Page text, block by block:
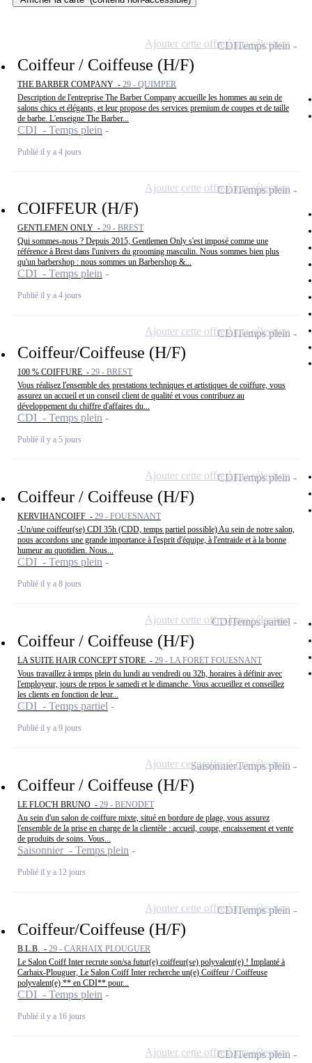
Coiffeur / Coiffeuse (H/F)
THE BARBER COMPANY - 29 - QUIMPER
Description de l'entreprise The Barber Company accueille les hommes au sein de
salons chics et élégants, et leur propose des services premium de coupes et de taille
de barbe. L'enseigne The Barber...
CDI - Temps plein
Publié il y a 4 jours
CDITemps plein
Ajouter cette offre à ma sélection
COIFFEUR (H/F)
GENTLEMEN ONLY - 29 - BREST
Qui sommes-nous ? Depuis 2015, Gentlemen Only s'est imposé comme une
référence à Brest dans l'univers du grooming masculin. Nous sommes bien plus
qu'un barbershop : nous sommes un Barbershop &...
CDI - Temps plein
Publié il y a 4 jours
CDITemps plein
Ajouter cette offre à ma sélection
Coiffeur/Coiffeuse (H/F)
100 % COIFFURE - 29 - BREST
Vous réalisez l'ensemble des prestations techniques et artistiques de coiffure, vous
assurez un accueil et un conseil client de qualité et vous contribuez au
développement du chiffre d'affaires du...
CDI - Temps plein
Publié il y a 5 jours
CDITemps plein
Ajouter cette offre à ma sélection
Coiffeur / Coiffeuse (H/F)
KERVIHANCOIFF - 29 - FOUESNANT
-Un/une coiffeur(se) CDI 35h (CDD, temps partiel possible) Au sein de notre salon,
nous accordons une grande importance à l'esprit d'équipe, à l'entraide et à la bonne
humeur au quotidien. Nous...
CDI - Temps plein
Publié il y a 8 jours
CDITemps plein
Ajouter cette offre à ma sélection
Coiffeur / Coiffeuse (H/F)
LA SUITE HAIR CONCEPT STORE - 29 - LA FORET FOUESNANT
Vous travaillez à temps plein du lundi au vendredi ou 32h, horaires à définir avec
l'employeur, jours de repos le samedi et le dimanche. Vous accueillez et conseillez
les clients en fonction de leur...
CDI - Temps partiel
Publié il y a 9 jours
CDITemps partiel
Ajouter cette offre à ma sélection
Coiffeur / Coiffeuse (H/F)
LE FLOC'H BRUNO - 29 - BENODET
Au sein d'un salon de coiffure mixte, situé en bordure de plage, vous assurez
l'ensemble de la prise en charge de la clientèle : accueil, coupe, encaissement et vente
de produits de soins. Vous...
Saisonnier - Temps plein
Publié il y a 12 jours
SaisonnierTemps plein
Ajouter cette offre à ma sélection
Coiffeur/Coiffeuse (H/F)
B.L.B. - 29 - CARHAIX PLOUGUER
Le Salon Coiff Inter recrute son/sa futur(e) coiffeur(se) polyvalent(e) ! Implanté à
Carhaix-Plouguer, Le Salon Coiff Inter recherche un(e) Coiffeur / Coiffeuse
polyvalent(e) ** en CDI** pour...
CDI - Temps plein
Publié il y a 16 jours
CDITemps plein
Ajouter cette offre à ma sélection
CDITemps plein
Ajouter cette offre à ma sélection